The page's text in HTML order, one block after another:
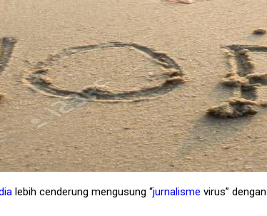
lebih cenderung mengusung “jurnalisme virus”